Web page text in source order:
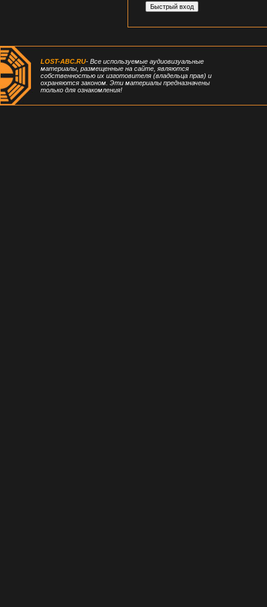
LOST-ABC.RU- Все используемые аудиовизуальные
материалы, размещенные на сайте, являются
собственностью их изготовителя (владельца прав) и
охраняются законом. Эти материалы предназначены
только для ознакомления!